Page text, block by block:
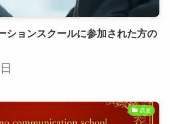
ションスクールに参加された方の
講座